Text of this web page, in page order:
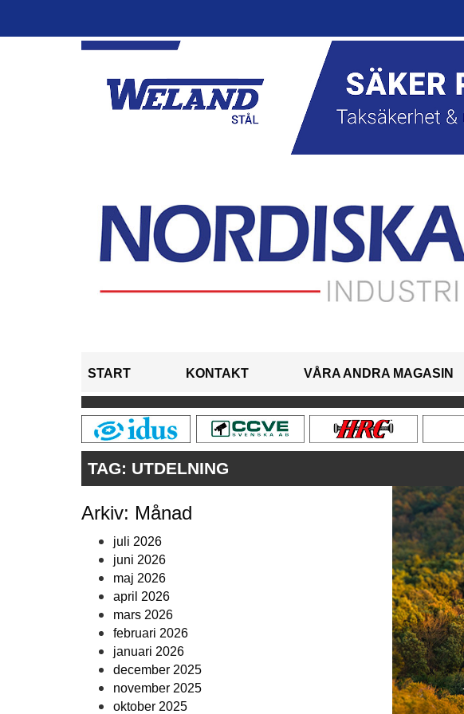
START KONTAKT VÅRA ANDRA MAGASIN
TAG: UTDELNING
Arkiv: Månad
juli 2026
juni 2026
maj 2026
april 2026
mars 2026
februari 2026
januari 2026
december 2025
november 2025
oktober 2025